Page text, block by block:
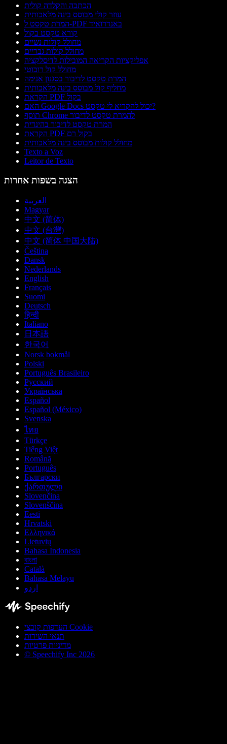
הכתבה והקלדה קולית
עוזר קולי מבוסס בינה מלאכותית
המרת טקסט ל-PDF באנדרואיד
קורא טקסט בקול
מחולל קולות נשיים
מחולל קולות גבריים
אפליקציות הקריאה המובילות לדיסלקציה
מחולל קול רובוטי
המרת טקסט לדיבור בסגנון אנימה
מחליף קול מבוסס בינה מלאכותית
הקראת PDF בקול
האם Google Docs יכול להקריא לי טקסט?
תוסף Chrome להמרת טקסט לדיבור
המרת טקסט לדיבור בהינדית
הקראת PDF בקול רם
מחולל קולות מבוסס בינה מלאכותית
Texto a Voz
Leitor de Texto
הצגה בשפות אחרות
العربية
Magyar
中文 (简体)
中文 (台灣)
中文 (简体 中国大陆)
Čeština
Dansk
Nederlands
English
Français
Suomi
Deutsch
हिन्दी
Italiano
日本語
한국어
Norsk bokmål
Polski
Português Brasileiro
Русский
Українська
Español
Español (México)
Svenska
ไทย
Türkçe
Tiếng Việt
Română
Português
Български
ქართული
Slovenčina
Slovenščina
Eesti
Hrvatski
Ελληνικά
Lietuvių
Bahasa Indonesia
বাংলা
Català
Bahasa Melayu
اردو
העדפות קובצי Cookie
תנאי השירות
מדיניות פרטיות
© Speechify Inc 2026